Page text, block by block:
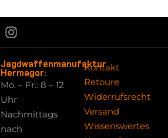
Jagdwaffenmanufaktur
Hermagor:
Mo. – Fr.: 8 – 12
Uhr
Nachmittags
nach
Kontakt
Retoure
Widerrufsrecht
Versand
Wissenswertes